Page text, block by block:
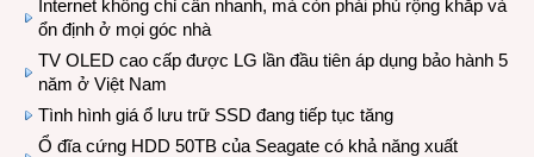
Internet không chỉ cần nhanh, mà còn phải phủ rộng khắp và
ổn định ở mọi góc nhà
TV OLED cao cấp được LG lần đầu tiên áp dụng bảo hành 5
năm ở Việt Nam
Tình hình giá ổ lưu trữ SSD đang tiếp tục tăng
Ổ đĩa cứng HDD 50TB của Seagate có khả năng xuất